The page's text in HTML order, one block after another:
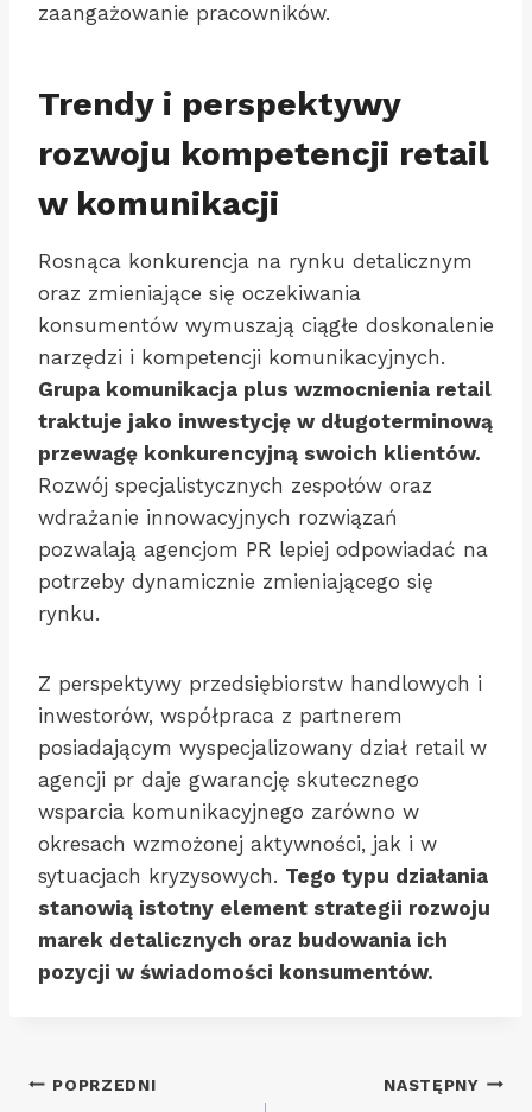
zaangażowanie pracowników.
Trendy i perspektywy
rozwoju kompetencji retail
w komunikacji
Rosnąca konkurencja na rynku detalicznym
oraz zmieniające się oczekiwania
konsumentów wymuszają ciągłe doskonalenie
narzędzi i kompetencji komunikacyjnych.
Grupa komunikacja plus wzmocnienia retail
traktuje jako inwestycję w długoterminową
przewagę konkurencyjną swoich klientów.
Rozwój specjalistycznych zespołów oraz
wdrażanie innowacyjnych rozwiązań
pozwalają agencjom PR lepiej odpowiadać na
potrzeby dynamicznie zmieniającego się
rynku.
Z perspektywy przedsiębiorstw handlowych i
inwestorów, współpraca z partnerem
posiadającym wyspecjalizowany dział retail w
agencji pr daje gwarancję skutecznego
wsparcia komunikacyjnego zarówno w
okresach wzmożonej aktywności, jak i w
sytuacjach kryzysowych. Tego typu działania
stanowią istotny element strategii rozwoju
marek detalicznych oraz budowania ich
pozycji w świadomości konsumentów.
Nawigacja
POPRZEDNI NASTĘPNY